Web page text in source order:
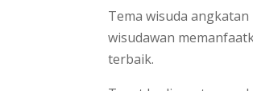
Tema wisuda
wisudawan
terbaik.